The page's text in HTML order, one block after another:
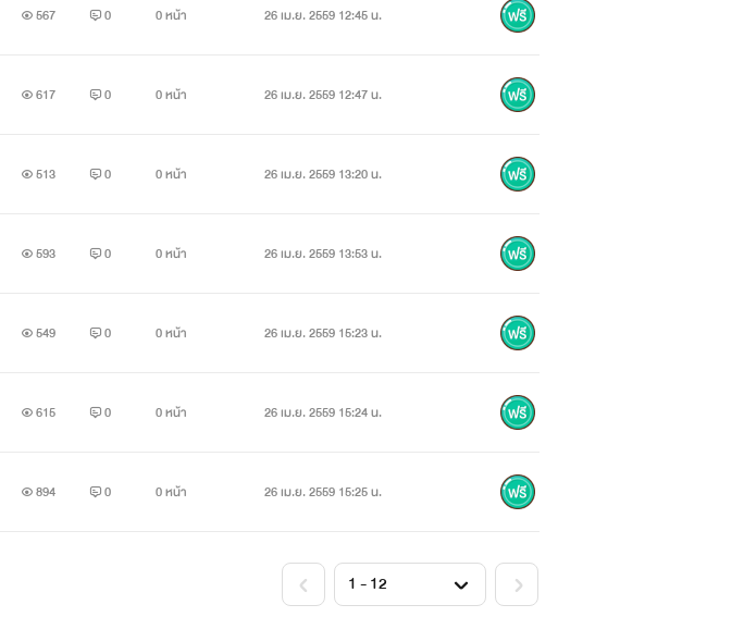
567 0 0 หน้า 26 เม.ย. 2559 12:45 น.
617 0 0 หน้า 26 เม.ย. 2559 12:47 น.
513 0 0 หน้า 26 เม.ย. 2559 13:20 น.
593 0 0 หน้า 26 เม.ย. 2559 13:53 น.
549 0 0 หน้า 26 เม.ย. 2559 15:23 น.
615 0 0 หน้า 26 เม.ย. 2559 15:24 น.
894 0 0 หน้า 26 เม.ย. 2559 15:25 น.